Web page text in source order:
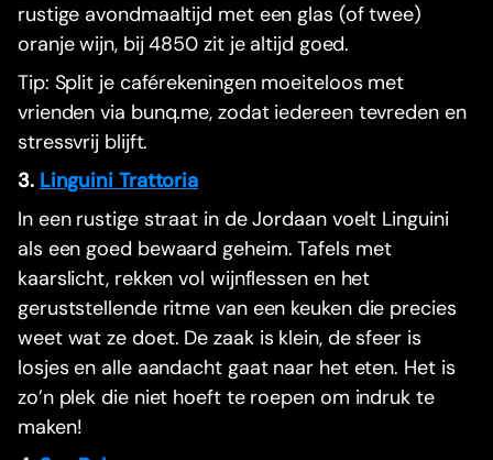
rustige avondmaaltijd met een glas (of twee)
oranje wijn, bij 4850 zit je altijd goed.
Tip: Split je caférekeningen moeiteloos met
vrienden via bunq.me, zodat iedereen tevreden en
stressvrij blijft.
3. Linguini Trattoria
In een rustige straat in de Jordaan voelt Linguini
als een goed bewaard geheim. Tafels met
kaarslicht, rekken vol wijnflessen en het
geruststellende ritme van een keuken die precies
weet wat ze doet. De zaak is klein, de sfeer is
losjes en alle aandacht gaat naar het eten. Het is
zo’n plek die niet hoeft te roepen om indruk te
maken!